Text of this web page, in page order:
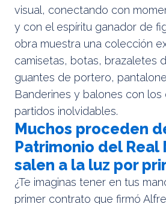
visual, conectando con
y con el espíritu ganador de
obra muestra una colección
camisetas, botas, brazaletes
guantes de portero,
Banderines y balones con los
partidos inolvidables.
Muchos proceden
Patrimonio del Real
salen a la luz por
¿Te imaginas tener en tus
primer contrato que firmó